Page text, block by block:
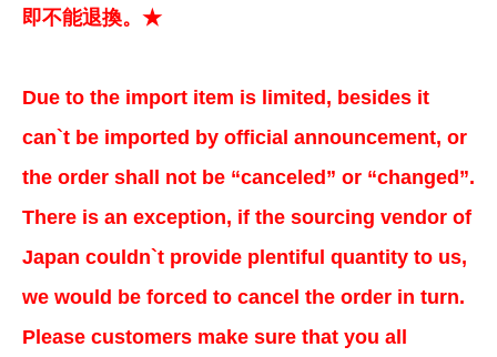
即不能退換。★
Due to the import item is limited, besides it
can`t be imported by official announcement, or
the order shall not be “canceled” or “changed”.
There is an exception, if the sourcing vendor of
Japan couldn`t provide plentiful quantity to us,
we would be forced to cancel the order in turn.
Please customers make sure that you all